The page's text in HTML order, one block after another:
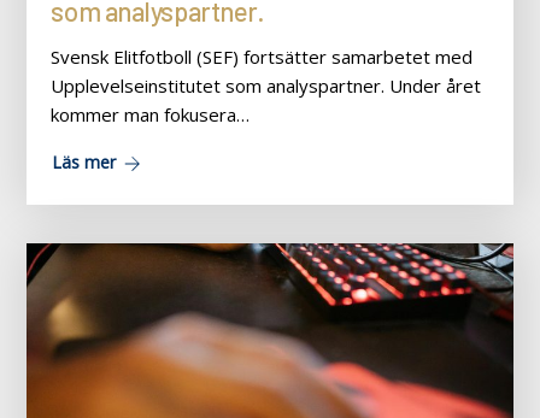
som analyspartner.
Svensk Elitfotboll (SEF) fortsätter samarbetet med
Upplevelseinstitutet som analyspartner. Under året
kommer man fokusera…
Läs mer